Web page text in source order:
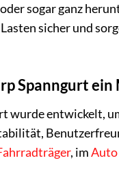
sogar ganz
sicher und
Spanngurt
wurde entwickelt,
, imAuto